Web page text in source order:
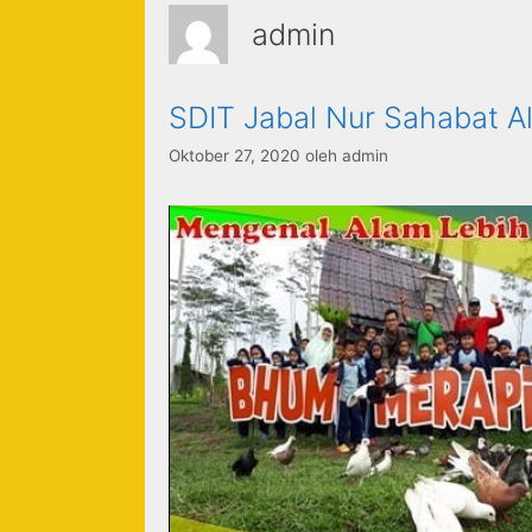
admin
SDIT Jabal Nur Sahabat
Oktober 27, 2020 oleh admin